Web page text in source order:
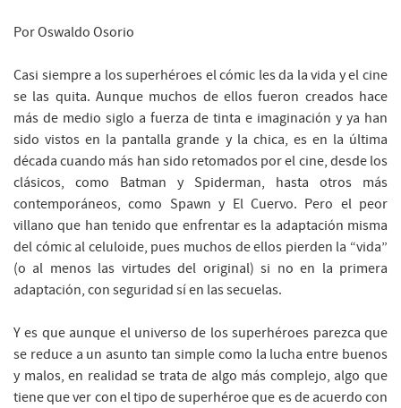
Por Oswaldo Osorio
Casi siempre a los superhéroes el cómic les da la vida y el cine
se las quita. Aunque muchos de ellos fueron creados hace
más de medio siglo a fuerza de tinta e imaginación y ya han
sido vistos en la pantalla grande y la chica, es en la última
década cuando más han sido retomados por el cine, desde los
clásicos, como Batman y Spiderman, hasta otros más
contemporáneos, como Spawn y El Cuervo. Pero el peor
villano que han tenido que enfrentar es la adaptación misma
del cómic al celuloide, pues muchos de ellos pierden la “vida”
(o al menos las virtudes del original) si no en la primera
adaptación, con seguridad sí en las secuelas.
Y es que aunque el universo de los superhéroes parezca que
se reduce a un asunto tan simple como la lucha entre buenos
y malos, en realidad se trata de algo más complejo, algo que
tiene que ver con el tipo de superhéroe que es de acuerdo con